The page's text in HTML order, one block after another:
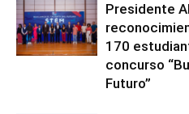
Presidente
170
concurso
Futuro”